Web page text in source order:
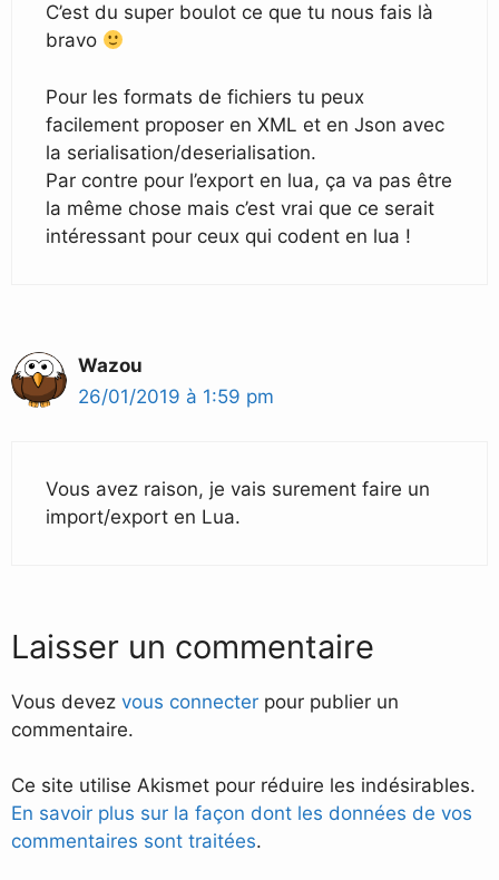
C’est du super boulot ce que tu nous fais là
bravo
Pour les formats de fichiers tu peux
facilement proposer en XML et en Json avec
la serialisation/deserialisation.
Par contre pour l’export en lua, ça va pas être
la même chose mais c’est vrai que ce serait
intéressant pour ceux qui codent en lua !
Wazou
26/01/2019 à 1:59 pm
Vous avez raison, je vais surement faire un
import/export en Lua.
Laisser un commentaire
Vous devez vous connecter pour publier un
commentaire.
Ce site utilise Akismet pour réduire les indésirables.
En savoir plus sur la façon dont les données de vos
commentaires sont traitées.